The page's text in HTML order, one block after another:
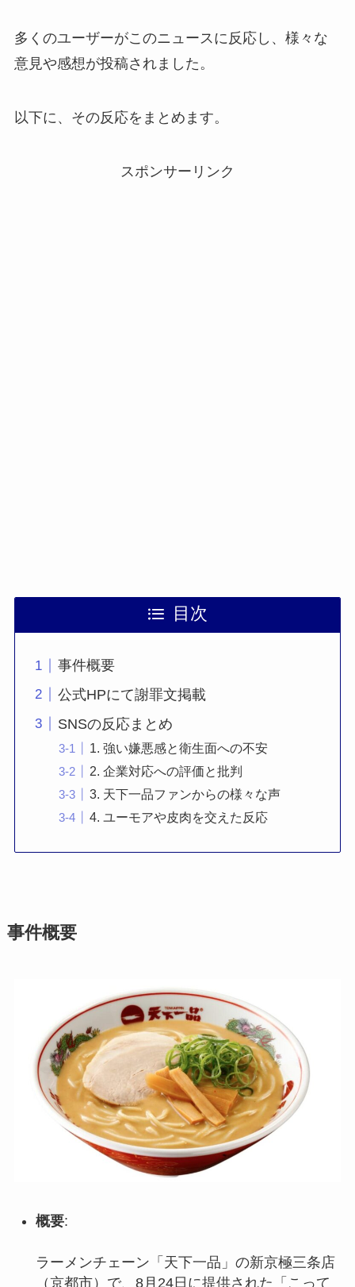
多くのユーザーがこのニュースに反応し、様々な
意見や感想が投稿されました。
以下に、その反応をまとめます。
スポンサーリンク
目次
事件概要
公式HPにて謝罪文掲載
SNSの反応まとめ
1. 強い嫌悪感と衛生面への不安
2. 企業対応への評価と批判
3. 天下一品ファンからの様々な声
4. ユーモアや皮肉を交えた反応
事件概要
概要:
ラーメンチェーン「天下一品」の新京極三条店
（京都市）で、8月24日に提供された「こって